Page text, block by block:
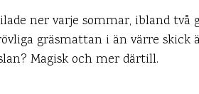
ner varje sommar, ibland två
gräsmattan i än värre
Magisk och mer därtill.